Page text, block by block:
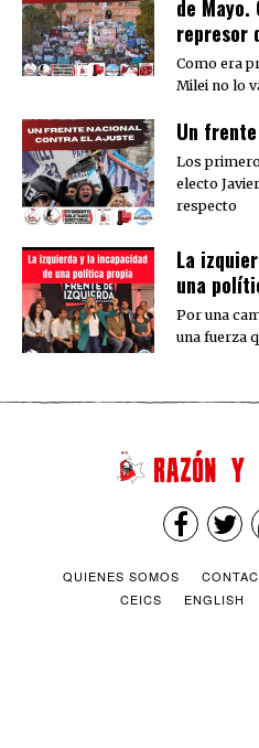
de
represor
Como era
Milei no lo
Un
Los
electo
respecto
La
una
Por una
una fuerza
QUIENES SOMOS
CEICS
ENGLISH